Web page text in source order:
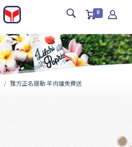
0
雅方正名運動 羊肉爐免費送